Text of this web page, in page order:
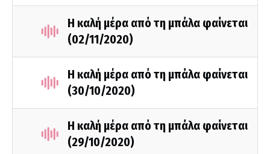
Η καλή μέρα από τη μπάλα φαίνεται
(02/11/2020)
Η καλή μέρα από τη μπάλα φαίνεται
(30/10/2020)
Η καλή μέρα από τη μπάλα φαίνεται
(29/10/2020)